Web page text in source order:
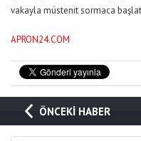
vakayla müstenit sormaca
APRON24.COM
ÖNCEKİ HABER